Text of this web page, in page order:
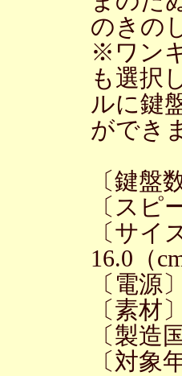
のきの
※ワン
も選択
ルに鍵
ができ
〔鍵盤
〔スピ
〔サイ
16.0（cm
〔電源
〔素
〔製造
〔対象